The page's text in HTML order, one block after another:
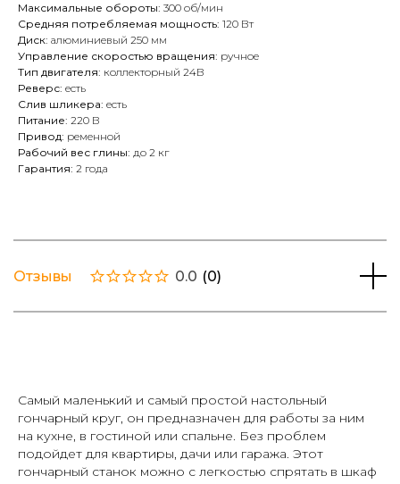
Максимальные обороты: 300 об/мин
Средняя потребляемая мощность: 120 Вт
Диск: алюминиевый 250 мм
Управление скоростью вращения: ручное
Тип двигателя: коллекторный 24В
Реверс: есть
Слив шликера: есть
Питание: 220 В
Привод: ременной
Рабочий вес глины: до 2 кг
Гарантия: 2 года
Отзывы 0.0 (0)
Самый маленький и самый простой настольный
гончарный круг, он предназначен для работы за ним
на кухне, в гостиной или спальне. Без проблем
подойдет для квартиры, дачи или гаража. Этот
гончарный станок можно с легкостью спрятать в шкаф